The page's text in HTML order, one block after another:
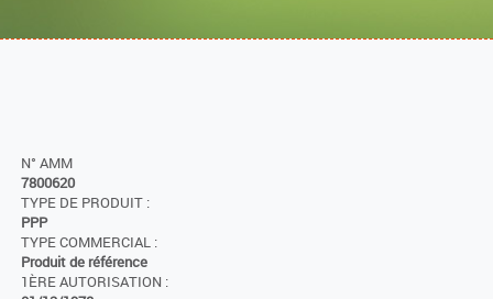
N° AMM
7800620
TYPE DE PRODUIT :
PPP
TYPE COMMERCIAL :
Produit de référence
1ÈRE AUTORISATION :